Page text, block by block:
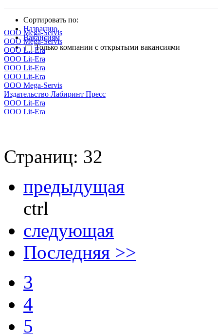
Сортировать по:
Названию
Вакансиям
Только компании с открытыми вакансиями
OOO Mega-Servis
OOO Mega-Servis
ООО Lit-Era
ООО Lit-Era
ООО Lit-Era
ООО Lit-Era
OOO Mega-Servis
Издательство Лабиринт Пресс
ООО Lit-Era
ООО Lit-Era
Страниц: 32
предыдущая
ctrl
следующая
Последняя >>
3
4
5